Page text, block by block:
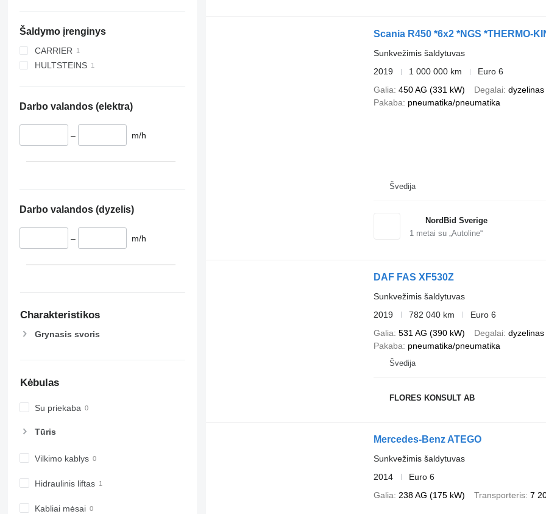
Šaldymo įrenginys
CARRIER
HULTSTEINS
Darbo valandos (elektra)
– m/h
Darbo valandos (dyzelis)
– m/h
Charakteristikos
Grynasis svoris
Kėbulas
Su priekaba
Tūris
Vilkimo kablys
Hidraulinis liftas
Kabliai mėsai
Scania R450 *6x2 *NGS *THERMO-
Sunkvežimis šaldytuvas
2019
1 000 000 km
Euro 6
Galia 450 AG (331 kW) Degalai dyzelinas
Pakaba pneumatika/pneumatika
Švedija
NordBid Sverige
1 metai su „Autoline“
DAF FAS XF530Z
Sunkvežimis šaldytuvas
2019
782 040 km
Euro 6
Galia 531 AG (390 kW) Degalai dyzelinas
Pakaba
pneumatika/pneumatika
Švedija
FLORES KONSULT AB
Mercedes-Benz ATEGO
Sunkvežimis šaldytuvas
2014
Euro 6
Galia
238 AG (175 kW) Transporteris 7